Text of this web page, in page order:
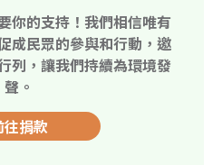
你的支持！我們相信唯有
成民眾的參與和行動，邀
列，讓我們持續為環境發
聲。
往捐款